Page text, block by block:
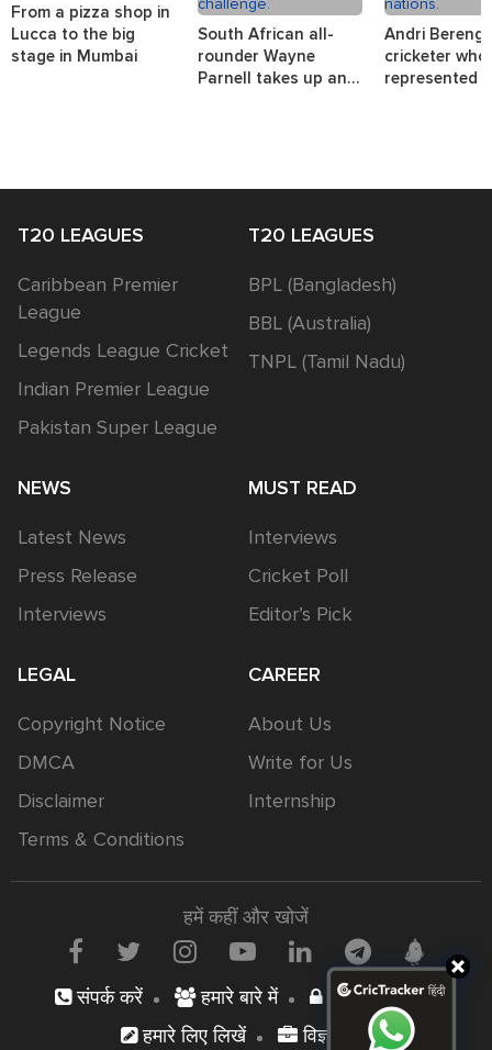
From a pizza shop in
Lucca to the big
stage in Mumbai
South African all-
rounder Wayne
Parnell takes up an
Andri
cricketer who
represented
T20 LEAGUES
Caribbean Premier
League
Legends League Cricket
Indian Premier League
Pakistan Super League
T20 LEAGUES
BPL (Bangladesh)
BBL (Australia)
TNPL (Tamil Nadu)
NEWS
Latest News
Press Release
Interviews
MUST READ
Interviews
Cricket Poll
Editor’s Pick
LEGAL
Copyright Notice
DMCA
Disclaimer
Terms & Conditions
CAREER
About Us
Write for Us
Internship
हमें कहीं और खोजें
संपर्क करें हमारे बारे में
निजता नीति
हमारे लिए लिखें
विज्ञापन दें